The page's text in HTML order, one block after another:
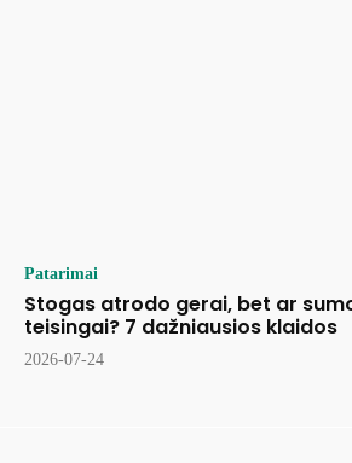
Patarimai
Stogas atrodo gerai, bet ar
teisingai? 7 dažniausios klaidos
2026-07-24